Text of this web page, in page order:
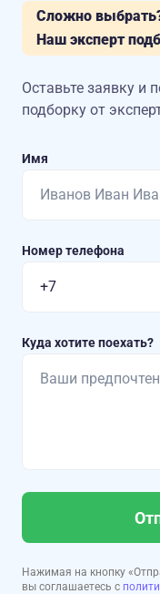
Сложно
Наш эксперт
Оставьте заявку и
подборку от
Имя
Номер телефона
Куда хотите поехать?
Нажимая на кнопку
вы соглашаетесь с